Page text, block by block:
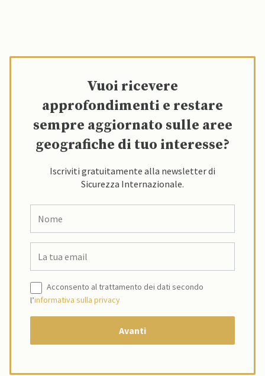
Vuoi ricevere
approfondimenti e restare
sempre aggiornato sulle aree
geografiche di tuo interesse?
Iscriviti gratuitamente alla newsletter di
Sicurezza Internazionale.
Acconsento al trattamento dei dati secondo
l’informativa sulla privacy